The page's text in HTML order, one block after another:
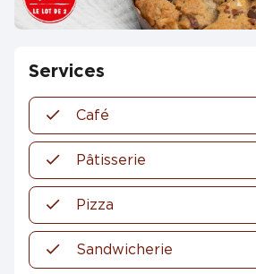
Services
Café
Pâtisserie
Pizza
Sandwicherie